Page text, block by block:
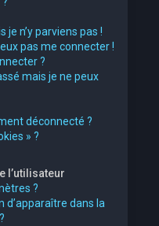
je n’y parviens pas !
pas me connecter !
?
mais je ne peux
déconnecté ?
» ?
l’utilisateur
?
dans la